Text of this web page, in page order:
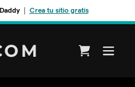
| Crea tu sitio gratis